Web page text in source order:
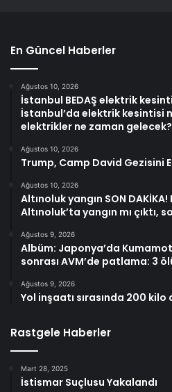
En Güncel Haberler
Ağustos 10, 2026
İstanbul BEDAŞ elektrik
İstanbul’da elektrik kesintisi
elektrikler ne zaman gelecek?
Ağustos 10, 2026
Trump, Camp David Gezisini
Ağustos 10, 2026
Altınoluk yangın SON
Altınoluk’ta yangın mı çıktı,
Ağustos 9, 2026
Albüm: Japonya’da
sonrası AVM’de patlama: 3
Ağustos 9, 2026
Yol inşaatı sırasında 200
Rastgele Haberler
Mart 28, 2025
İstismar Suçlusu Yakalandı